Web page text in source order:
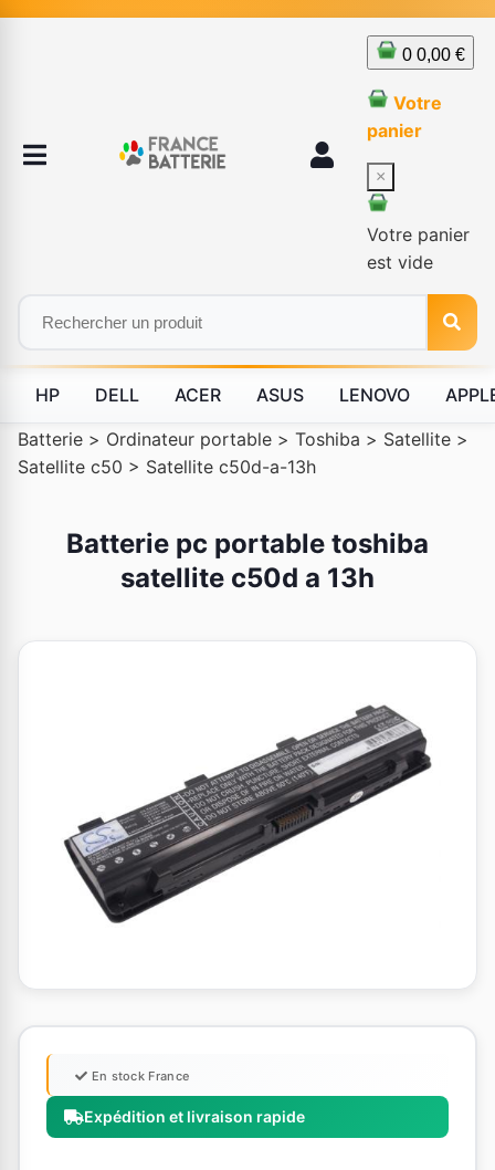
0 0,00 €
Votre
panier
×
Votre panier
est vide
HP DELL ACER ASUS LENOVO
Batterie > Ordinateur portable > Toshiba > Satellite >
Satellite c50 > Satellite c50d-a-13h
Batterie pc portable toshiba
satellite c50d a 13h
Expédition et livraison rapide
En stock France